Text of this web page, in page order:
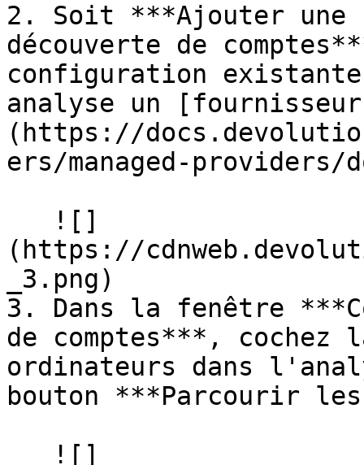
2. Soit ***Ajouter une
découverte de
configuration
analyse un
(https://
ers/managed-
(https://
_3.png)
3. Dans la fenêtre
de comptes***,
ordinateurs dans
bouton ***Parcourir